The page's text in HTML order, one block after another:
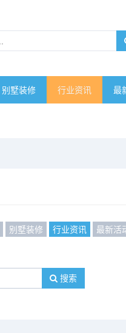
别墅装修 行业资讯 最
别墅装修 行业资讯 最新活
搜索